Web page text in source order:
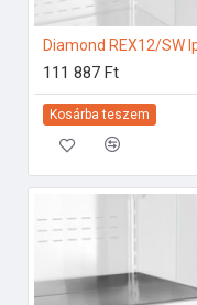
111 887 Ft
Kosárba teszem